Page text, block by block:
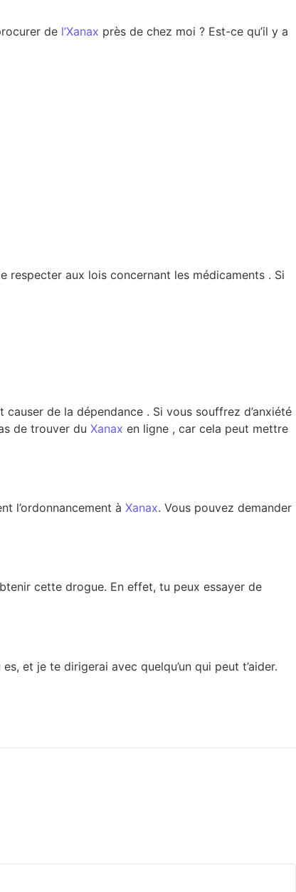
de l’Xanax près de chez moi ? Est-ce qu’il y a
aux lois concernant les médicaments . Si
de la dépendance . Si vous souffrez d’anxiété
de trouver du Xanax en ligne , car cela peut mettre
l’ordonnancement à Xanax. Vous pouvez demander
cette drogue. En effet, tu peux essayer de
et je te dirigerai avec quelqu’un qui peut t’aider.